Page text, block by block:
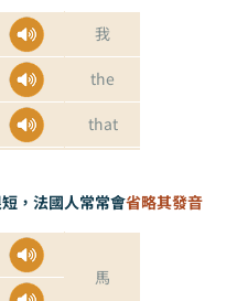
我
the
that
，法國人常常會省略其發音
馬